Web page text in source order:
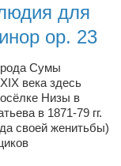
дистрибьюторов
ресторан
кафе
для
op. 23
Сумы
века здесь
Низы в
в 1871-79 гг.
своей женитьбы)